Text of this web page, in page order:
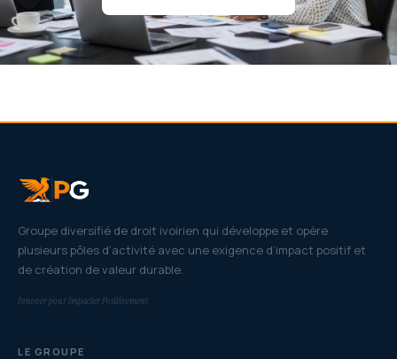
Groupe diversifié de droit ivoirien qui développe et opère
plusieurs pôles d’activité avec une exigence d’impact positif et
de création de valeur durable.
Innover pour Impacter Positivement
LE GROUPE